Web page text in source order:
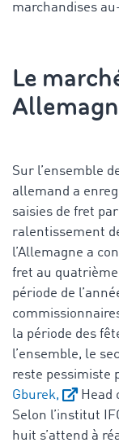
marchandises
Le
Sur l’ensemble
allemand a
saisies de fret
ralentissement
l’Allemagne a
fret au
période de
la période des
l’ensemble, le
reste pessimiste
Gburek,
Head
Selon l’institut
huit s’attend à